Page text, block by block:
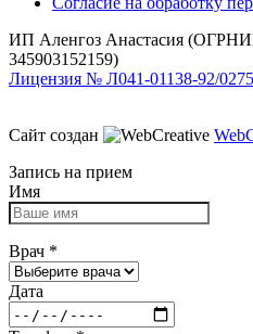
ИП Аленгоз Анастасия
345903152159)
Лицензия № Л041-01138-92/
Сайт создан
Запись на прием
Имя
Врач *
Дата